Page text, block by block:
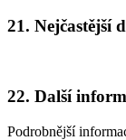
21. Nejčastější
22. Další
Podrobnější